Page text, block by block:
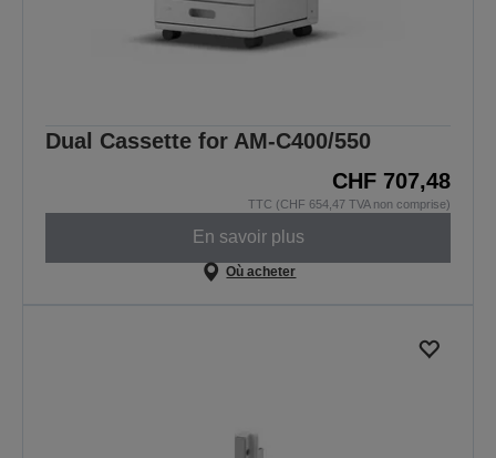
Dual Cassette for AM-C400/550
CHF 707,48
TTC (CHF 654,47 TVA non comprise)
En savoir plus
Où acheter